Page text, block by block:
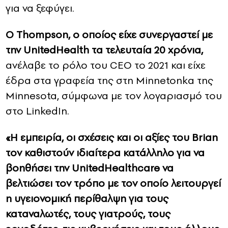
για να ξεφύγει.
Ο Thompson, ο οποίος είχε συνεργαστεί με
την UnitedHealth τα τελευταία 20 χρόνια,
ανέλαβε το ρόλο του CEO το 2021 και είχε
έδρα στα γραφεία της στη Minnetonka της
Minnesota, σύμφωνα με τον λογαριασμό του
στο LinkedIn.
«Η εμπειρία, οι σχέσεις και οι αξίες του Brian
τον καθιστούν ιδιαίτερα κατάλληλο για να
βοηθήσει την UnitedHealthcare να
βελτιώσει τον τρόπο με τον οποίο λειτουργεί
η υγειονομική περίθαλψη για τους
καταναλωτές, τους γιατρούς, τους